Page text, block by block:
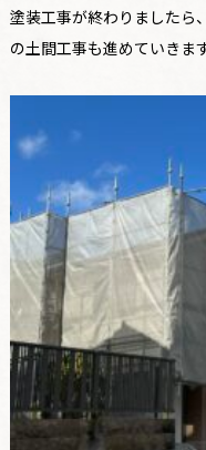
塗装工事が終わりましたら
の土間工事も進めていきま